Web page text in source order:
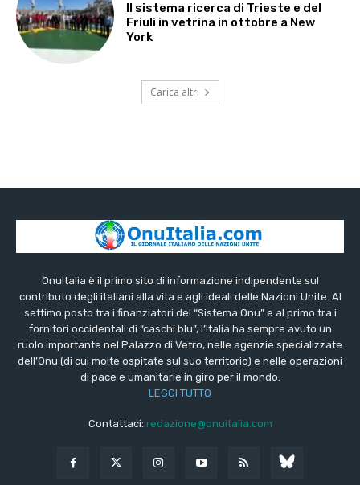
Il sistema ricerca di Trieste e del
Friuli in vetrina in ottobre a New
York
Carica altri
OnuItalia è il primo sito di informazione indipendente sul
contributo degli italiani alla vita e agli ideali delle Nazioni Unite. Al
settimo posto tra i finanziatori del “Sistema Onu” e al primo tra i
fornitori occidentali di “caschi blu”, l’Italia ha sempre avuto un
ruolo importante nel Palazzo di Vetro, nelle agenzie specializzate
dell’Onu (di cui molte ospitate sul suo territorio) e nelle operazioni
di pace e umanitarie in giro per il mondo.
LEGGI TUTTO
Contattaci: redazione@onuitalia.com